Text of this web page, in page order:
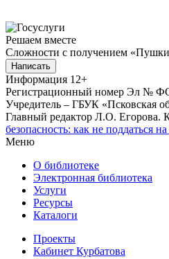
Решаем вместе
Сложности с получением
Написать
Информация 12+
Регистрационный номер Эл №
Учредитель – ГБУК «Псковская
Главный редактор Л.О. Егорова.
безопасность: как не поддаться
Меню
О библиотеке
Электронная библиотека
Услуги
Ресурсы
Каталоги
Проекты
Кабинет Курбатова